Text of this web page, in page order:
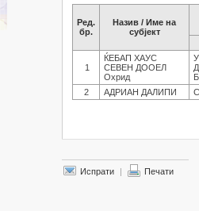
Ред.
бр.
Назив / Име на
субјект
1
ЌЕБАП ХАУС
СЕВЕН ДООЕЛ
Охрид
2
АДРИАН ДАЛИПИ
Испрати | Печати